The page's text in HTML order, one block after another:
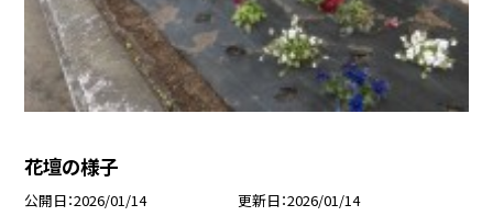
花壇の様子
公開日 2026/01/14 更新日 2026/01/14